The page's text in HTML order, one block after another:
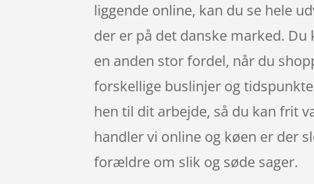
liggende online, kan du se hele
der er på det danske marked.
en anden stor fordel, når du
forskellige buslinjer og
hen til dit arbejde, så du kan frit
handler vi online og køen er der
forældre om slik og søde sager.